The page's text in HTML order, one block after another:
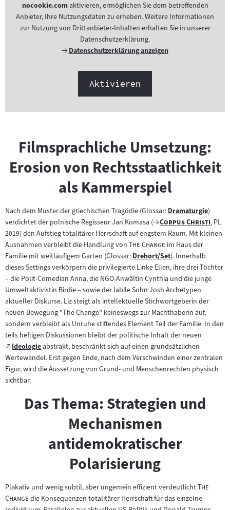
nocookie.comaktivieren, ermöglichen Sie dem betreffenden
Anbieter, Ihre Nutzungsdaten zu erheben. Weitere Informationen
zur Nutzung von Drittanbieter-Inhalten erhalten Sie in unserer
Datenschutzerklärung.
Externer
Datenschutzerklärung anzeigen
Aktivieren
Filmsprachliche Umsetzung:
Erosion von Rechtsstaatlichkeit
als Kammerspiel
Nach dem Muster der griechischen Tragödie (Glossar:Zum
Inhalt:
Dramaturgie)
verdichtet der polnische Regisseur Jan Komasa (
Zum
Filmarchiv:
"
Corpus Christi"
, PL
2019) den Aufstieg totalitärer Herrschaft auf engstem Raum. Mit kleinen
Ausnahmen verbleibt die Handlung von "
The Change "im Haus der
Familie mit weitläufigem Garten (Glossar:Zum
Inhalt:
Drehort/Set). Innerhalb
dieses Settings verkörpern die privilegierte Linke Ellen, ihre drei Töchter
– die Polit-Comedian Anna, die NGO-Anwältin Cynthia und die junge
Umweltaktivistin Birdie – sowie der labile Sohn Josh Archetypen
aktueller Diskurse. Liz steigt als intellektuelle Stichwortgeberin der
neuen Bewegung "The Change" keineswegs zur Machthaberin auf,
sondern verbleibt als Unruhe stiftendes Element Teil der Familie. In den
teils heftigen Diskussionen bleibt der politische Inhalt der neuen
Zum
externen
Inhalt:
Ideologie
(öffnet
im
neuen
Tab)
abstrakt, beschränkt sich auf einen grundsätzlichen
Wertewandel. Erst gegen Ende, nach dem Verschwinden einer zentralen
Figur, wird die Aussetzung von Grund- und Menschenrechten physisch
sichtbar.
Das Thema: Strategien und
Mechanismen
antidemokratischer
Polarisierung
Plakativ und wenig subtil, aber ungemein effizient verdeutlicht"
The
Change "die Konsequenzen totalitärer Herrschaft für das einzelne